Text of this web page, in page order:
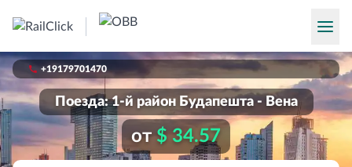
 +19179701470
Поезда: 1-й район Будапешта - Вена
от$ 34.57